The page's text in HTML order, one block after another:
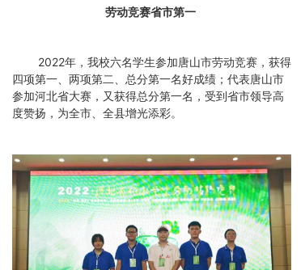
劳动竞赛省市第一
2022年，我校六名学生参加唐山市劳动竞赛，获得
四项第一、两项第二、总分第一名好成绩；代表唐山市
参加河北省大赛，又获得总分第一名，受到省市领导高
度赞扬，为全市、全县增光添彩。